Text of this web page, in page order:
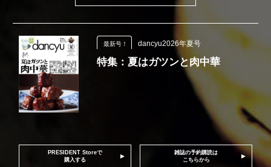
最新号！ dancyu2026年夏号
特集：夏はガツンと肉中華
PRESIDENT Storeで
購入する
雑誌の予約購読は
こちらから